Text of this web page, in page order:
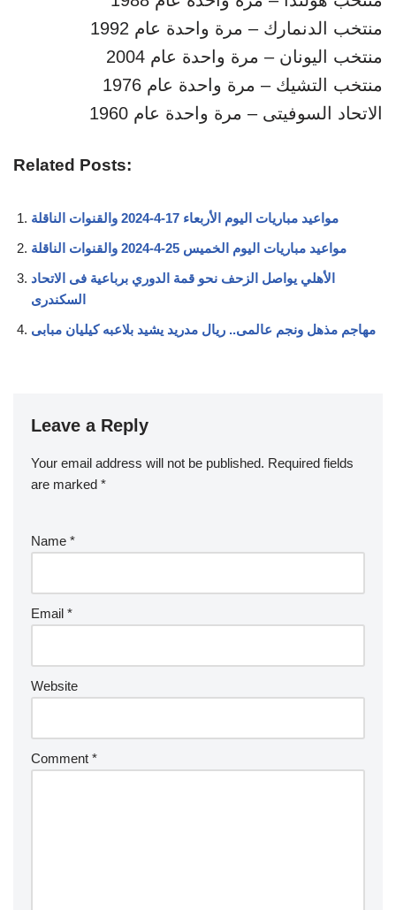
منتخب الدنمارك – مرة واحدة عام 1992
منتخب اليونان – مرة واحدة عام 2004
منتخب التشيك – مرة واحدة عام 1976
الاتحاد السوفيتى – مرة واحدة عام 1960
Related Posts:
مواعيد مباريات اليوم الأربعاء 17-4-2024 والقنوات الناقلة
مواعيد مباريات اليوم الخميس 25-4-2024 والقنوات الناقلة
الأهلي يواصل الزحف نحو قمة الدوري برباعية فى الاتحاد
السكندرى
مهاجم مذهل ونجم عالمى.. ريال مدريد يشيد بلاعبه كيليان مبابى
Leave a Reply
Your email address will not be published. Required fields
are marked *
Name *
Email *
Website
Comment *